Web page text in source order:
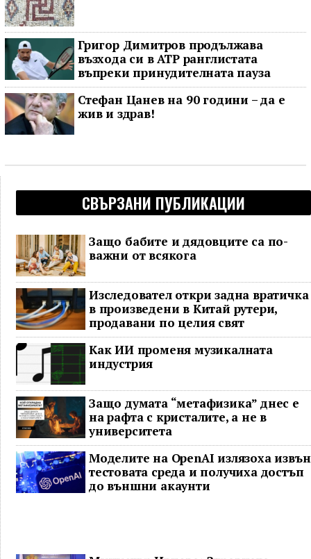
Григор Димитров продължава
възхода си в ATP ранглистата
въпреки принудителната пауза
Стефан Цанев на 90 години – да е
жив и здрав!
СВЪРЗАНИ ПУБЛИКАЦИИ
Защо бабите и дядовците са по-
важни от всякога
Изследовател откри задна вратичка
в произведени в Китай рутери,
продавани по целия свят
Как ИИ променя музикалната
индустрия
Защо думата “метафизика” днес е
на рафта с кристалите, а не в
университета
Моделите на OpenAI излязоха извън
тестовата среда и получиха достъп
до външни акаунти